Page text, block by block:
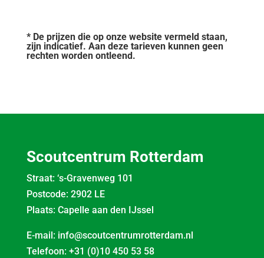
* De prijzen die op onze website vermeld staan,
zijn indicatief. Aan deze tarieven kunnen geen
rechten worden ontleend.
Scoutcentrum Rotterdam
Straat: ‘s-Gravenweg 101
Postcode: 2902 LE
Plaats: Capelle aan den IJssel
E-mail: info@scoutcentrumrotterdam.nl
Telefoon: +31 (0)10 450 53 58